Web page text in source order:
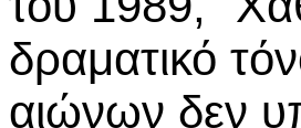
δραματικό
αιώνων δεν